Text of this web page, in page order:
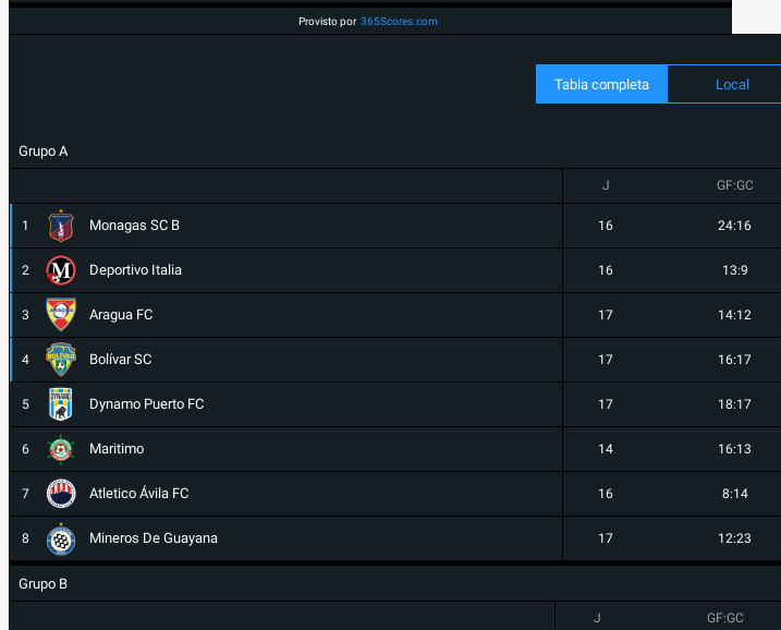
Provisto por 365Scores.com
Tabla completa Local
Grupo A
J GF:GC
1 Monagas SC B 16 24:16
2 Deportivo Italia 16 13:9
3 Aragua FC 17 14:12
4 Bolívar SC 17 16:17
5 Dynamo Puerto FC 17 18:17
6 Maritimo 14 16:13
7 Atletico Ávila FC 16 8:14
8 Mineros De Guayana 17 12:23
Grupo B
J GF:GC